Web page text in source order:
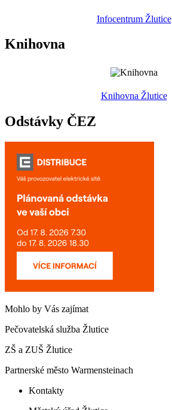
Infocentrum Žlutice
Knihovna
Knihovna Žlutice
Odstávky ČEZ
Mohlo by Vás zajímat
Pečovatelská služba Žlutice
ZŠ a ZUŠ Žlutice
Partnerské město Warmensteinach
Kontakty